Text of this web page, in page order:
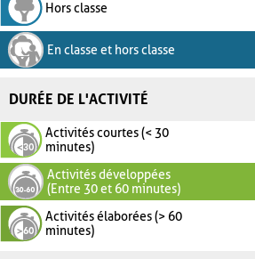
Hors classe
En classe et hors classe
DURÉE DE L'ACTIVITÉ
Activités courtes (< 30
minutes)
Activités développées
(Entre 30 et 60 minutes)
Activités élaborées (> 60
minutes)